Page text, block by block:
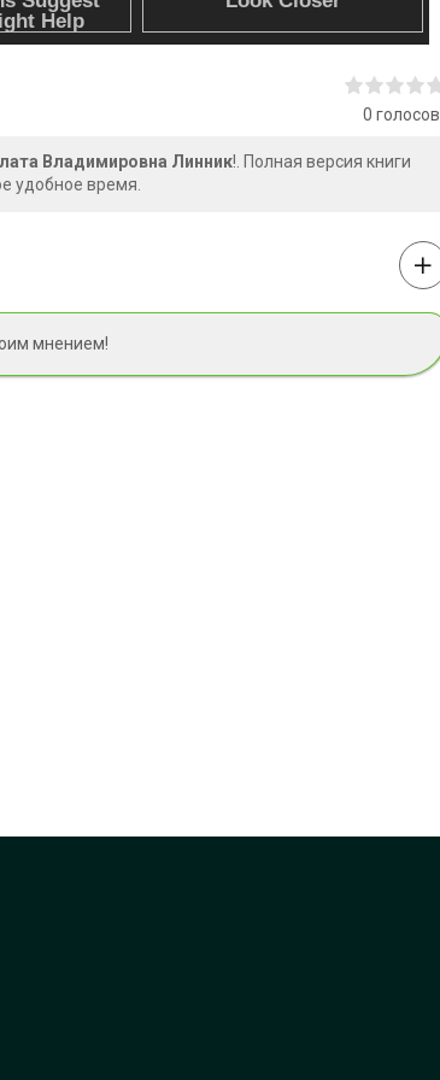
0 голосов
Владимировна Линник!. Полная версия книги
удобное время.
мнением!